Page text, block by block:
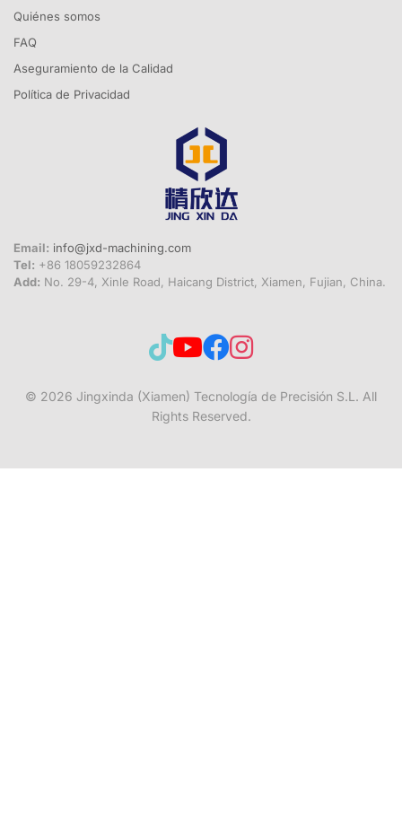
Quiénes somos
FAQ
Aseguramiento de la Calidad
Política de Privacidad
Email: info@jxd-machining.com
Tel: +86 18059232864
Add: No. 29-4, Xinle Road, Haicang District, Xiamen, Fujian, China.
© 2026 Jingxinda (Xiamen) Tecnología de Precisión S.L. All
Rights Reserved.